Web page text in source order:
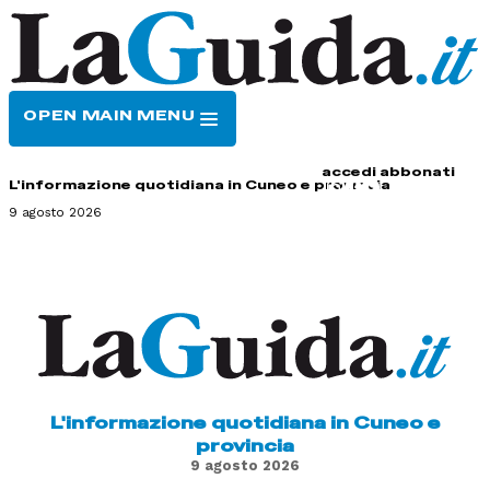
OPEN MAIN MENU
accedi abbonati
L'informazione quotidiana in Cuneo e provincia
9 agosto 2026
L'informazione quotidiana in Cuneo e
provincia
9 agosto 2026